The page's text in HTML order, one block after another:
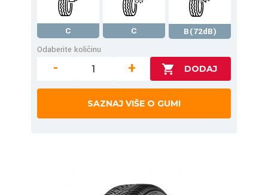
C C
B(72dB)
Odaberite količinu
- +
SAZNAJ VIŠE O GUMI